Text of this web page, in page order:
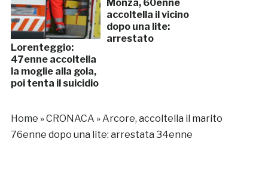
Lorenteggio:
47enne accoltella
la moglie alla gola,
poi tenta il suicidio
Monza, 60enne
accoltella il vicino
dopo una lite:
arrestato
Home »CRONACA »Arcore, accoltella il marito
76enne dopo una lite: arrestata 34enne